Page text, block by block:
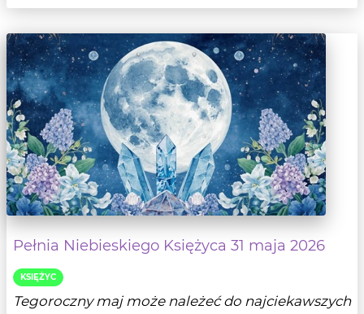
Pełnia Niebieskiego Księżyca 31 maja 2026
KSIĘŻYC
Tegoroczny maj może należeć do najciekawszych